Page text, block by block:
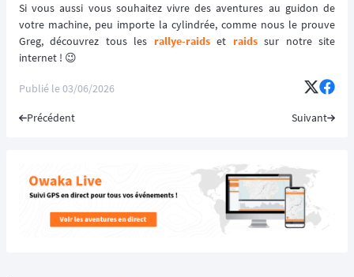
Si vous aussi vous souhaitez vivre des aventures au guidon de
votre machine, peu importe la cylindrée, comme nous le prouve
Greg, découvrez tous les rallye-raidset raidssur notre site
internet ! 😉
Publié le03/06/2026
Précédent Suivant